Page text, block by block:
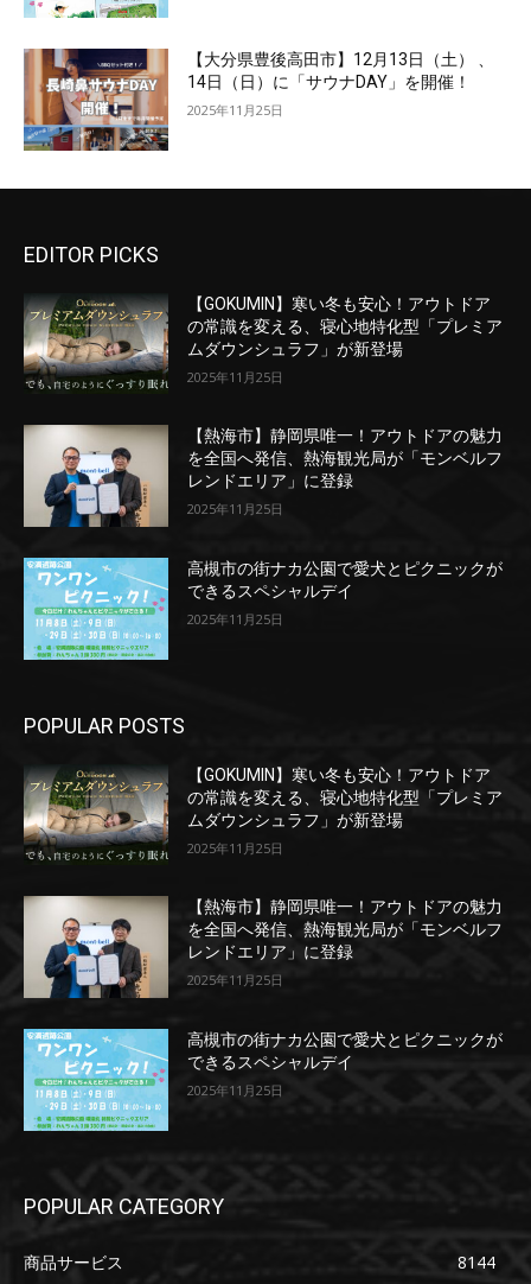
【大分県豊後高田市】12月13日（土） 、
14日（日）に「サウナDAY」を開催！
2025年11月25日
EDITOR PICKS
【GOKUMIN】寒い冬も安心！アウトドア
の常識を変える、寝心地特化型「プレミア
ムダウンシュラフ」が新登場
2025年11月25日
【熱海市】静岡県唯一！アウトドアの魅力
を全国へ発信、熱海観光局が「モンベルフ
レンドエリア」に登録
2025年11月25日
高槻市の街ナカ公園で愛犬とピクニックが
できるスペシャルデイ
2025年11月25日
POPULAR POSTS
【GOKUMIN】寒い冬も安心！アウトドア
の常識を変える、寝心地特化型「プレミア
ムダウンシュラフ」が新登場
2025年11月25日
【熱海市】静岡県唯一！アウトドアの魅力
を全国へ発信、熱海観光局が「モンベルフ
レンドエリア」に登録
2025年11月25日
高槻市の街ナカ公園で愛犬とピクニックが
できるスペシャルデイ
2025年11月25日
POPULAR CATEGORY
商品サービス
8144